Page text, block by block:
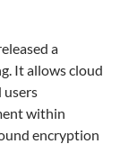
a
It allows cloud
users
within
encryption